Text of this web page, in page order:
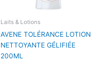
Laits & Lotions
AVENE TOLÉRANCE LOTION
NETTOYANTE GÉLIFIÉE
200ML